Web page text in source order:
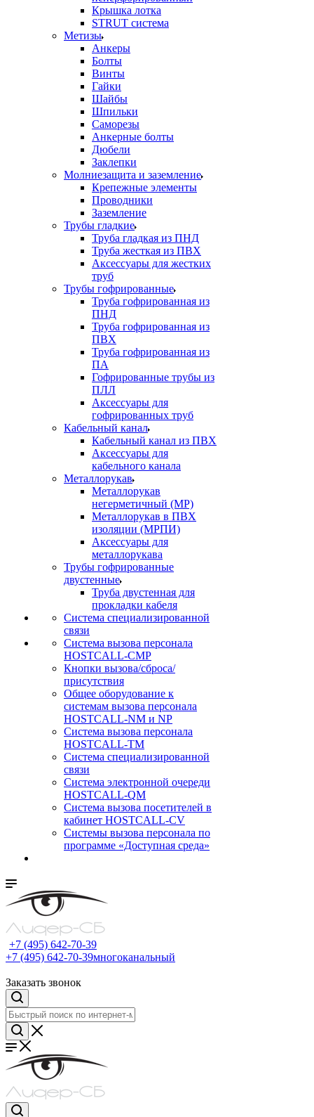
Крышка лотка
STRUT система
Метизы
Анкеры
Болты
Винты
Гайки
Шайбы
Шпильки
Саморезы
Анкерные болты
Дюбели
Заклепки
Молниезащита и заземление
Крепежные элементы
Проводники
Заземление
Трубы гладкие
Труба гладкая из ПНД
Труба жесткая из ПВХ
Аксессуары для жестких
труб
Трубы гофрированные
Труба гофрированная из
ПНД
Труба гофрированная из
ПВХ
Труба гофрированная из
ПА
Гофрированные трубы из
ПЛЛ
Аксессуары для
гофрированных труб
Кабельный канал
Кабельный канал из ПВХ
Аксессуары для
кабельного канала
Металлорукав
Металлорукав
негерметичный (МР)
Металлорукав в ПВХ
изоляции (МРПИ)
Аксессуары для
металлорукава
Трубы гофрированные
двустенные
Труба двустенная для
прокладки кабеля
Система специализированной
связи
Cистема вызова персонала
HOSTCALL-CMP
Кнопки вызова/сброса/
присутствия
Общее оборудование к
системам вызова персонала
HOSTCALL-NM и NP
Система вызова персонала
HOSTCALL-TM
Система специализированной
связи
Система электронной очереди
HOSTCALL-QM
Cистема вызова посетителей в
кабинет HOSTCALL-CV
Системы вызова персонала по
программе «Доступная среда»
+7 (495) 642-70-39
+7 (495) 642-70-39многоканальный
Заказать звонок